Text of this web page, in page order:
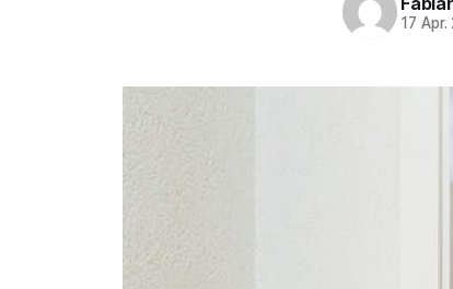
17 Apr.